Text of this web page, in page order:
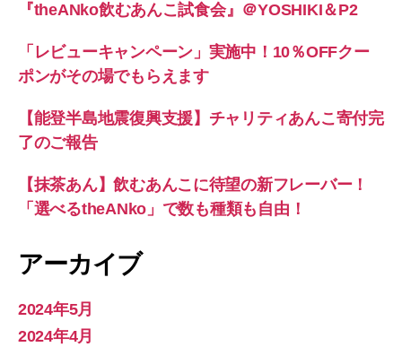
『theANko飲むあんこ試食会』＠YOSHIKI＆P2
「レビューキャンペーン」実施中！10％OFFクー
ポンがその場でもらえます
【能登半島地震復興支援】チャリティあんこ寄付完
了のご報告
【抹茶あん】飲むあんこに待望の新フレーバー！
「選べるtheANko」で数も種類も自由！
アーカイブ
2024年5月
2024年4月